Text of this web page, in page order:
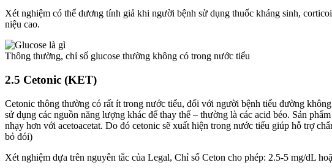
Xét nghiệm có thể dương tính giả khi người bệnh sử dụng thuốc kháng sinh,
niệu cao.
Thông thường, chỉ số glucose thường không có trong nước tiểu
2.5 Cetonic (KET)
Cetonic thông thường có rất ít trong nước tiểu, đối với người bệnh tiểu đường
sử dụng các nguồn năng lượng khác để thay thế – thường là các acid béo. Sản
nhạy hơn với acetoacetat. Do đó cetonic sẽ xuất hiện trong nước tiểu giúp hỗ trợ
bỏ đói)
Xét nghiệm dựa trên nguyên tắc của Legal, Chỉ số Ceton cho phép: 2.5-5 mg/dL